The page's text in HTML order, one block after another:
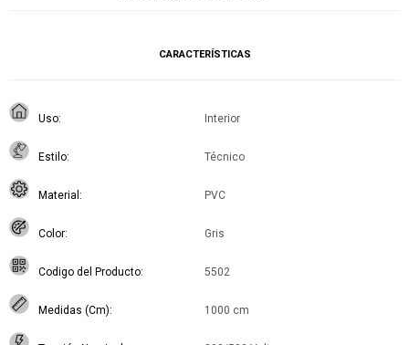
CARACTERÍSTICAS
Uso Interior
Estilo Técnico
Material PVC
Color Gris
Codigo del Producto 5502
Medidas (Cm) 1000 cm